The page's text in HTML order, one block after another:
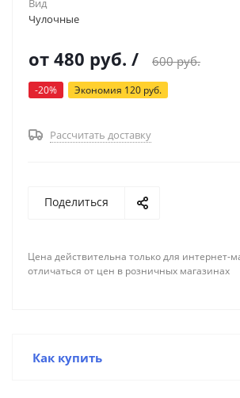
Вид
Чулочные
от 480 руб. / 600 руб.
-20% Экономия 120 руб.
Рассчитать доставку
Поделиться
Цена действительна только для интернет-
отличаться от цен в розничных магазинах
Как купить